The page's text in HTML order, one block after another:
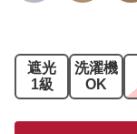
遮光
1級
洗濯機
OK